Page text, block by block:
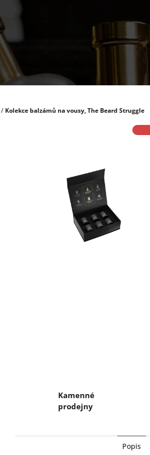
/ Kolekce balzámů na vousy, The Beard Struggle
Kamenné
prodejny
Popis